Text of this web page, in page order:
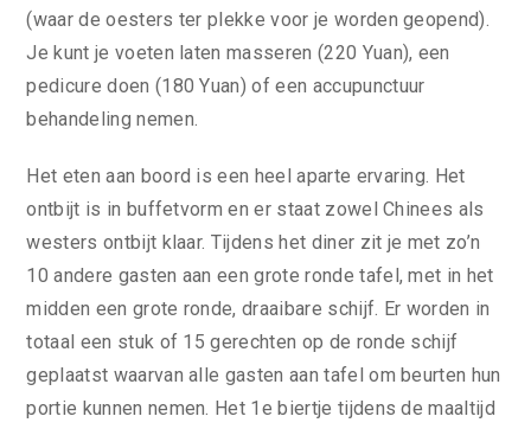
(waar de oesters ter plekke voor je worden geopend).
Je kunt je voeten laten masseren (220 Yuan), een
pedicure doen (180 Yuan) of een accupunctuur
behandeling nemen.
Het eten aan boord is een heel aparte ervaring. Het
ontbijt is in buffetvorm en er staat zowel Chinees als
westers ontbijt klaar. Tijdens het diner zit je met zo’n
10 andere gasten aan een grote ronde tafel, met in het
midden een grote ronde, draaibare schijf. Er worden in
totaal een stuk of 15 gerechten op de ronde schijf
geplaatst waarvan alle gasten aan tafel om beurten hun
portie kunnen nemen. Het 1e biertje tijdens de maaltijd